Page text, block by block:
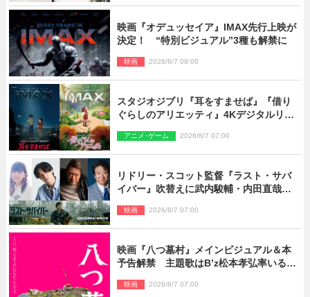
映画『オデュッセイア』IMAX先行上映が
決定！ “特別ビジュアル”3種も解禁に
映画 2026/8/7 09:00
スタジオジブリ『耳をすませば』『借り
ぐらしのアリエッティ』4Kデジタルリマ
アニメ･ゲーム 2026/8/7 07:00
リドリー・スコット監督『ラスト・サバ
イバー』吹替えに武内駿輔・内田直哉・
結！
映画 2026/8/7 07:00
映画『八つ墓村』メインビジュアル＆本
予告解禁 主題歌はB’z松本孝弘率いる
映画 2026/8/7 07:00